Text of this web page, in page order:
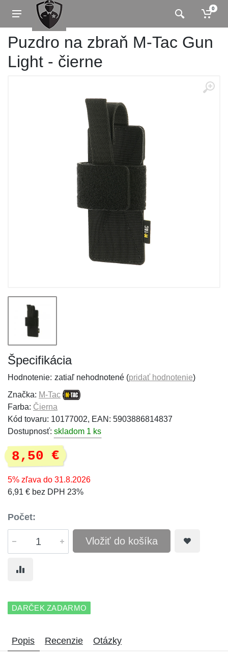
0
Puzdro na zbraň M-Tac Gun
Light - čierne
Špecifikácia
Hodnotenie: zatiaľ nehodnotené (pridať hodnotenie)
Značka: M-Tac
Farba: Čierna
Kód tovaru: 10177002, EAN: 5903886814837
Dostupnosť: skladom 1 ks
8,50 €
5% zľava do 31.8.2026
6,91 € bez DPH 23%
Počet:
Vložiť do košíka
DARČEK ZADARMO
Popis Recenzie Otázky